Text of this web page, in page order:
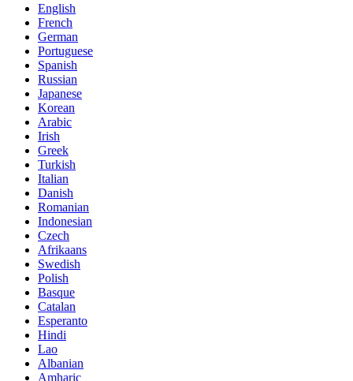
English
French
German
Portuguese
Spanish
Russian
Japanese
Korean
Arabic
Irish
Greek
Turkish
Italian
Danish
Romanian
Indonesian
Czech
Afrikaans
Swedish
Polish
Basque
Catalan
Esperanto
Hindi
Lao
Albanian
Amharic